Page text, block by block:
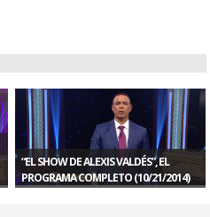
“EL SHOW DE ALEXIS VALDÉS”, EL
PROGRAMA COMPLETO (10/21/2014)